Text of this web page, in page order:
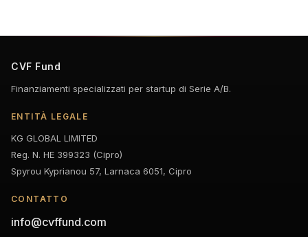
CVF Fund
Finanziamenti specializzati per startup di Serie A/B.
ENTITÀ LEGALE
KG GLOBAL LIMITED
Reg. N. HE 399323 (Cipro)
Spyrou Kyprianou 57, Larnaca 6051, Cipro
CONTATTO
info@cvffund.com